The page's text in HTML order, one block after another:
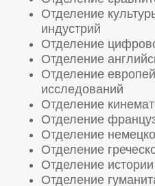
Отделение
индустрий
Отделение
Отделение
Отделение
исследований
Отделение
Отделение
Отделение
Отделение
Отделение истории
Отделение